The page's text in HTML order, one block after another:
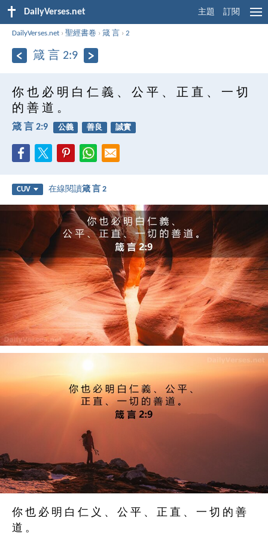
DailyVerses.net 主題 訂閱
DailyVerses.net ›聖經書卷 ›箴 言 ›2
箴 言 2:9
你 也 必 明 白 仁 義 、 公 平 、 正 直 、 一 切
的 善 道 。
箴 言 2:9 公義 善良 誠實
CUV 在線閱讀箴 言 2
你 也 必 明 白 仁 义 、 公 平 、 正 直 、 一 切 的 善
道 。